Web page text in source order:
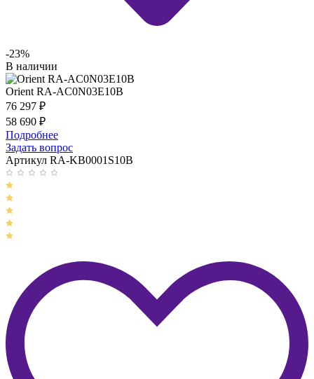
-23%
В наличии
Orient RA-AC0N03E10B
76 297 ₽
58 690 ₽
Подробнее
Задать вопрос
Артикул RA-KB0001S10B